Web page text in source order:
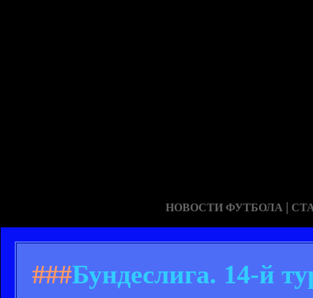
НОВОСТИ ФУТБОЛА |
###Бундеслига. 14-й